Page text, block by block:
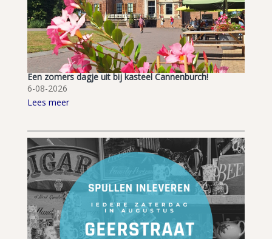
Een zomers dagje uit bij kasteel Cannenburch!
6-08-2026
Lees meer